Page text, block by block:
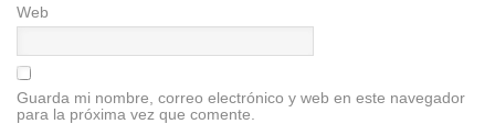
Web
Guarda mi nombre, correo electrónico y web en este navegador
para la próxima vez que comente.